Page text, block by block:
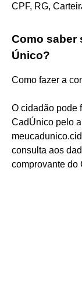
CPF, RG,
Como saber
Único?
Como fazer a
O cidadão pode
CadÚnico pelo
consulta aos
comprovante do